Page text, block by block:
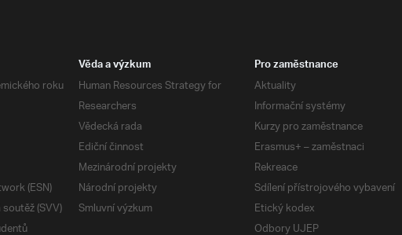
roku
(ESN)
(SVV)
Věda a výzkum
Human Resources Strategy for
Researchers
Vědecká rada
Ediční činnost
Mezinárodní projekty
Národní projekty
Smluvní výzkum
Pro zaměstnance
Aktuality
Informační systémy
Kurzy pro zaměstnance
Erasmus+ – zaměstnaci
Rekreace
Sdílení přístrojového vybavení
Etický kodex
Odbory UJEP